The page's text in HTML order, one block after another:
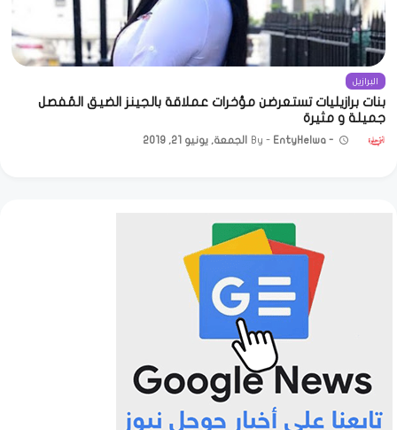
البرازيل
بنات برازيليات تستعرضن مؤخرات عملاقة بالجينز الضيق المُفصل
جميلة و مثيرة
EntyHelwa الجمعة, يونيو 21, 2019